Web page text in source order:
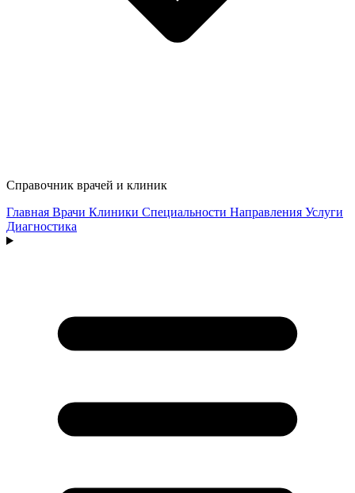
Справочник врачей и клиник
Главная Врачи Клиники Специальности Направления Услуги
Диагностика